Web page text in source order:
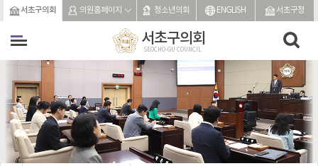
본문바로가기
서초구의회 의원홈페이지 청소년의회 ENGLISH 서초구청
서초구의회
SEOCHO-GU COUNCIL